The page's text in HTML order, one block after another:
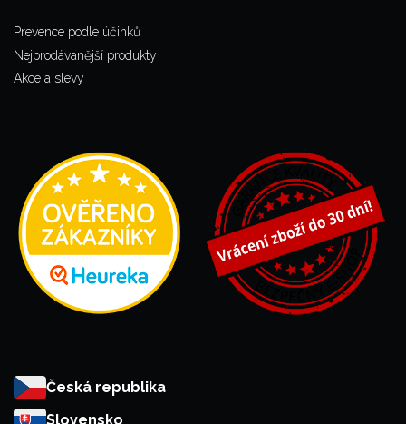
Prevence podle účinků
Nejprodávanější produkty
Akce a slevy
Česká republika
Slovensko